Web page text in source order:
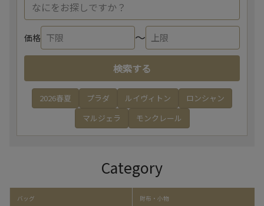
価格 〜
検索する
2026春夏 プラダ ルイヴィトン
ロンシャン
マルジェラ
モンクレール
Category
バッグ 財布・小物